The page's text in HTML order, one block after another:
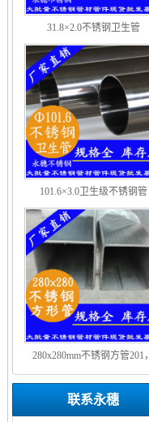
31.8×2.0不锈钢卫生管
101.6×3.0卫生级不锈钢管
280x280mm不锈钢方管201，
304，316L
联系永穗